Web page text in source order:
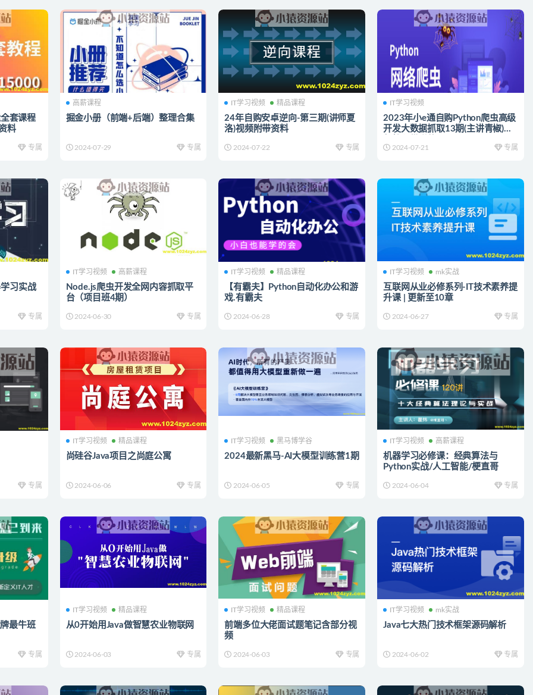
套课程
料
专属
高薪课程
掘金小册（前端+后端）整理合集
2024-07-29 专属
IT学习视频 精品课程
24年自购安卓逆向-第三期(讲师夏
洛)视频附带资料
2024-07-22 专属
IT学习视频
2023年小e通自购Python爬虫高级
开发大数据抓取13期(主讲青椒)视
2024-07-21 专属
习实战
专属
IT学习视频 高薪课程
Node.js爬虫开发全网内容抓取平
台（项目班4期）
2024-06-30 专属
IT学习视频 精品课程
【有霸夫】Python自动化办公和游
戏.有霸夫
2024-06-28 专属
IT学习视频 mk实战
互联网从业必修系列-IT技术素养提
升课 | 更新至10章
2024-06-27 专属
专属
IT学习视频 精品课程
尚硅谷Java项目之尚庭公寓
2024-06-06 专属
IT学习视频 黑马博学谷
2024最新黑马-AI大模型训练营1期
2024-06-05 专属
IT学习视频 高薪课程
机器学习必修课：经典算法与
Python实战/人工智能/梗直哥
2024-06-04 专属
最牛班
专属
IT学习视频 精品课程
从0开始用Java做智慧农业物联网
2024-06-03 专属
IT学习视频 精品课程
前端多位大佬面试题笔记含部分视
频
2024-06-03 专属
IT学习视频 mk实战
Java七大热门技术框架源码解析
2024-06-02 专属